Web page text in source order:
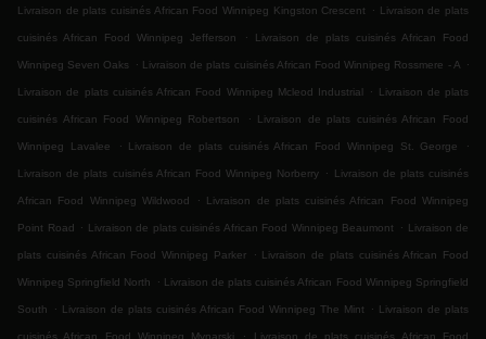
Livraison de plats cuisinés African Food Winnipeg Kingston Crescent . Livraison de plats
cuisinés African Food Winnipeg Jefferson . Livraison de plats cuisinés African Food
Winnipeg Seven Oaks . Livraison de plats cuisinés African Food Winnipeg Rossmere - A .
Livraison de plats cuisinés African Food Winnipeg Mcleod Industrial . Livraison de plats
cuisinés African Food Winnipeg Robertson . Livraison de plats cuisinés African Food
Winnipeg Lavalee . Livraison de plats cuisinés African Food Winnipeg St. George .
Livraison de plats cuisinés African Food Winnipeg Norberry . Livraison de plats cuisinés
African Food Winnipeg Wildwood . Livraison de plats cuisinés African Food Winnipeg
Point Road . Livraison de plats cuisinés African Food Winnipeg Beaumont . Livraison de
plats cuisinés African Food Winnipeg Parker . Livraison de plats cuisinés African Food
Winnipeg Springfield North . Livraison de plats cuisinés African Food Winnipeg Springfield
South . Livraison de plats cuisinés African Food Winnipeg The Mint . Livraison de plats
cuisinés African Food Winnipeg Mynarski . Livraison de plats cuisinés African Food